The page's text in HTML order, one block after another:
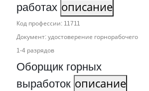
работах описание
Код профессии: 11711
Документ: удостоверение горнорабочего
1‑4 разрядов
Оборщик горных
выработок описание